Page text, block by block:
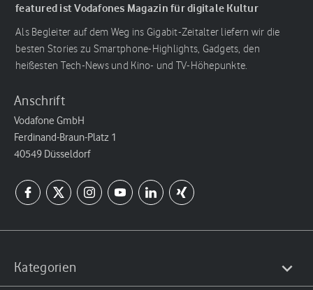
featured ist Vodafones Magazin für digitale Kultur
Als Begleiter auf dem Weg ins Gigabit-Zeitalter liefern wir die
besten Stories zu Smartphone-Highlights, Gadgets, den
heißesten Tech-News und Kino- und TV-Höhepunkte.
Anschrift
Vodafone GmbH
Ferdinand-Braun-Platz 1
40549 Düsseldorf
Kategorien